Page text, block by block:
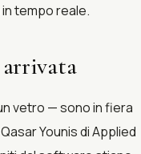
tempo reale.
vetro — sono in fiera
Younis di Applied